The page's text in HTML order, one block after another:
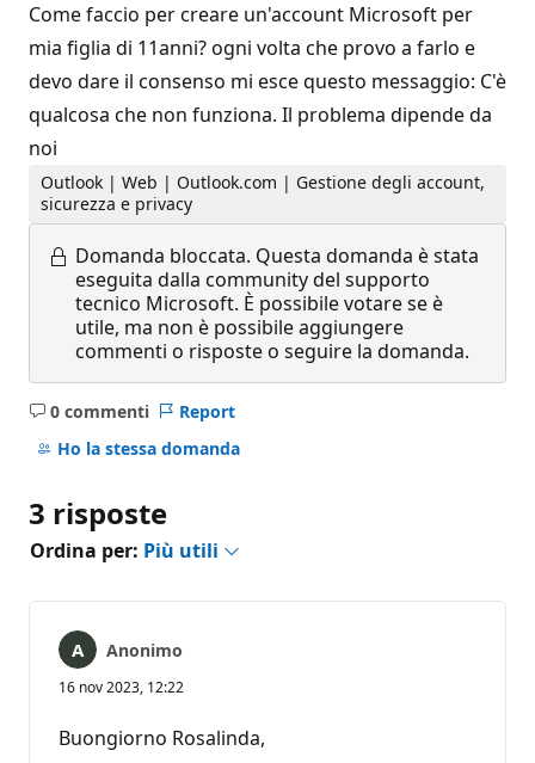
Come faccio per creare un'account Microsoft per
mia figlia di 11anni? ogni volta che provo a farlo e
devo dare il consenso mi esce questo messaggio: C'è
qualcosa che non funziona. Il problema dipende da
noi
Outlook | Web | Outlook.com | Gestione degli account,
sicurezza e privacy
Domanda bloccata. Questa domanda è stata
eseguita dalla community del supporto
tecnico Microsoft. È possibile votare se è
utile, ma non è possibile aggiungere
commenti o risposte o seguire la domanda.
0 commenti
Nessun
commento
Report
Ho la stessa domanda
3 risposte
Ordina per: Più utili
Anonimo
16 nov 2023, 12:22
Buongiorno Rosalinda,